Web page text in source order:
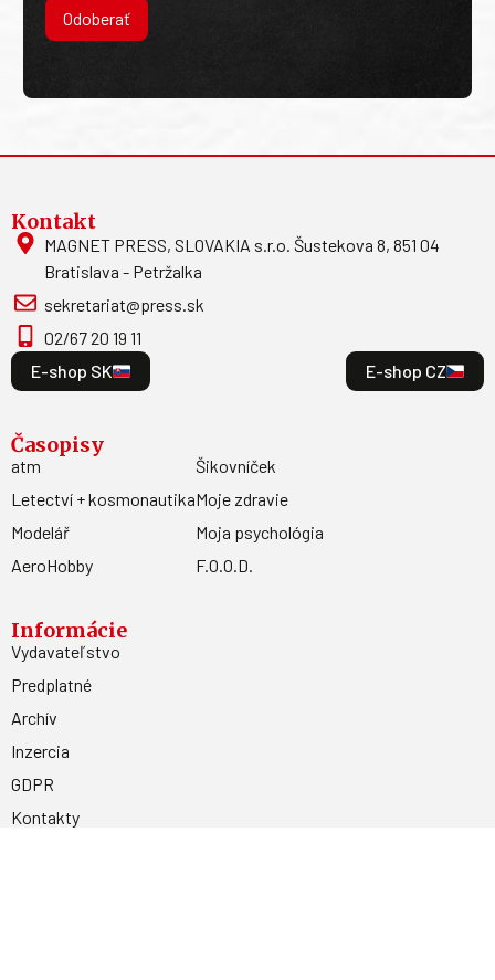
Odoberať
Kontakt
MAGNET PRESS, SLOVAKIA s.r.o. Šustekova 8, 851 04
Bratislava - Petržalka
sekretariat@press.sk
02/67 20 19 11
E-shop SK
E-shop CZ
Časopisy
atm
Letectví + kosmonautika
Modelář
AeroHobby
Šikovníček
Moje zdravie
Moja psychológia
F.O.O.D.
Informácie
Vydavateľstvo
Predplatné
Archív
Inzercia
GDPR
Kontakty